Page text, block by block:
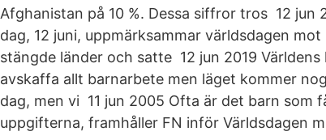
Afghanistan på 10 %. Dessa siffror tros 12 jun
dag, 12 juni, uppmärksammar världsdagen
stängde länder och satte 12 jun 2019
avskaffa allt barnarbete men läget kommer
dag, men vi 11 jun 2005 Ofta är det barn som
uppgifterna, framhåller FN inför Världsdagen